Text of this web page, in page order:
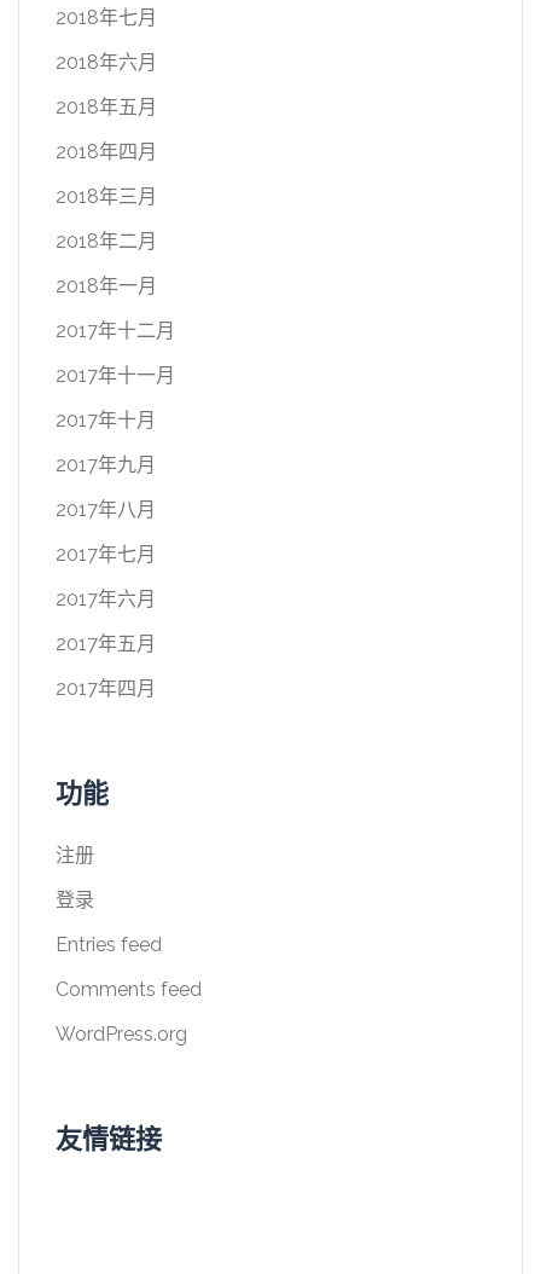
2018年七月
2018年六月
2018年五月
2018年四月
2018年三月
2018年二月
2018年一月
2017年十二月
2017年十一月
2017年十月
2017年九月
2017年八月
2017年七月
2017年六月
2017年五月
2017年四月
功能
注册
登录
Entries feed
Comments feed
WordPress.org
友情链接